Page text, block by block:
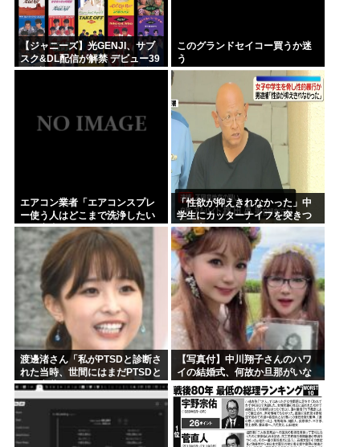
【ジャニーズ】光GENJI、サブ
スク&DL配信が解禁 デビュー39
周年迎える8月19日から40周年
このグランドセイコー買うか迷
う
エアコン業者「エアコンスプレ
ー使う人はどこまで洗浄したい
の？室内に風を送り込んでるフ
ァンは汚いままですよ」331.5万
バズ
「性欲が抑えきれなかった」中
学生にカッターナイフを突きつ
けて脅し、レ●プ。自称・アルバ
イトの秋田英男(56)が逮捕され
る
渡邊渚さん「私がPTSDと診断さ
れた当時、世間にはまだPTSDと
いう言葉は浸透していませんで
した」
【写真付】中川翔子さんのハワ
イの結婚式、何故か旦那がいな
い